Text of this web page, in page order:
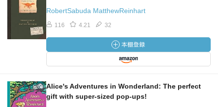
RobertSabuda MatthewReinhart
116 4.21 32
Alice's Adventures in Wonderland: The perfect
gift with super-sized pop-ups!